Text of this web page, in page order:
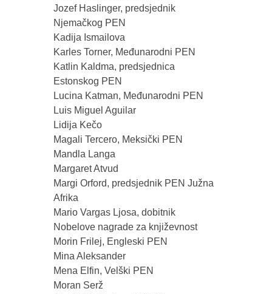
Jozef Haslinger, predsjednik
Njemačkog PEN
Kadija Ismailova
Karles Torner, Međunarodni PEN
Katlin Kaldma, predsjednica
Estonskog PEN
Lucina Katman, Međunarodni PEN
Luis Miguel Aguilar
Lidija Kečo
Magali Tercero, Meksički PEN
Mandla Langa
Margaret Atvud
Margi Orford, predsjednik PEN Južna
Afrika
Mario Vargas Ljosa, dobitnik
Nobelove nagrade za književnost
Morin Frilej, Engleski PEN
Mina Aleksander
Mena Elfin, Velški PEN
Moran Serž